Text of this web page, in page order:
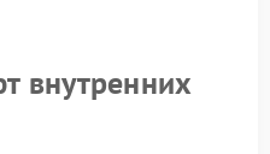
внутренних